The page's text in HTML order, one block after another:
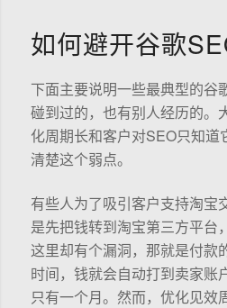
如何避开谷歌
下面主要说明一些最典型的谷
碰到过的，也有别人经历的。
化周期长和客户对SEO只知道
清楚这个弱点。
有些人为了吸引客户支持淘宝
是先把钱转到淘宝第三方平台
这里却有个漏洞，那就是付款
时间，钱就会自动打到卖家账
只有一个月。然而，优化见效